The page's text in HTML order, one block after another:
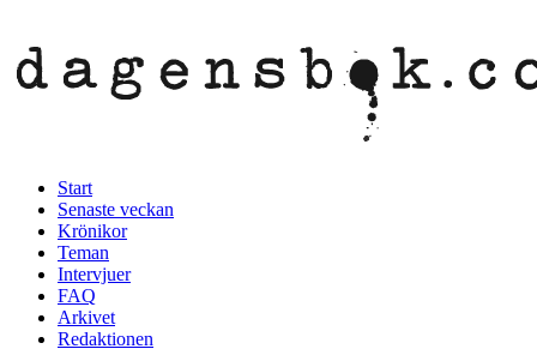
Start
Senaste veckan
Krönikor
Teman
Intervjuer
FAQ
Arkivet
Redaktionen